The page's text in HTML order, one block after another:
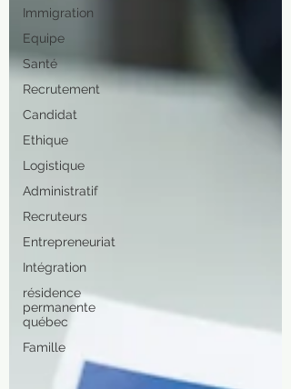
Immigration
Equipe
Santé
Recrutement
Candidat
Ethique
Logistique
Administratif
Recruteurs
Entrepreneuriat
Intégration
résidence
permanente
québec
Famille